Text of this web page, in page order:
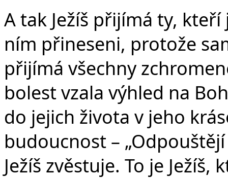
A tak Ježíš přijímá ty,
ním přineseni, protože
přijímá všechny
bolest vzala výhled na
do jejich života v jeho
budoucnost –
Ježíš zvěstuje. To je